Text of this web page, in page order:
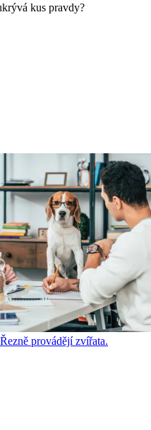
kus pravdy?
provádějí zvířata.